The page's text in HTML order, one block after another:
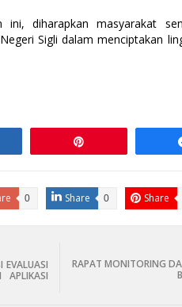
ini, diharapkan masyarakat
Sigli dalam menciptakan
0 Share 0 Share
EVALUASI
APLIKASI
RAPAT MONITORING